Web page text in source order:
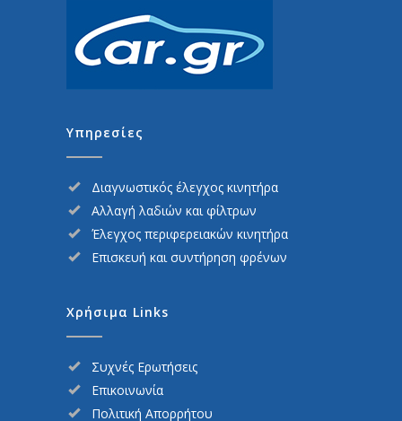
Υπηρεσίες
Διαγνωστικός έλεγχος κινητήρα
Αλλαγή λαδιών και φίλτρων
Έλεγχος περιφερειακών κινητήρα
Επισκευή και συντήρηση φρένων
Χρήσιμα Links
Συχνές Ερωτήσεις
Επικοινωνία
Πολιτική Απορρήτου